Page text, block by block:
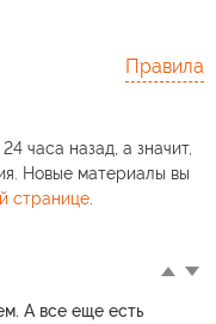
Правила
часа назад, а значит,
Новые материалы вы
странице.
А все еще есть